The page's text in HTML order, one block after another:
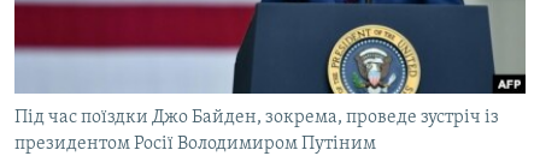
ПОДКАСТИ
КРИМ РЕАЛІЇ
РУС
Під час поїздки Джо Байден, зокрема, проведе зустріч із
президентом Росії Володимиром Путіним